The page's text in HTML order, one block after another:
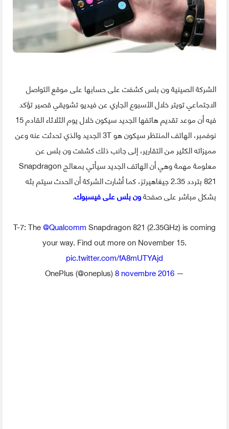
الشركة الصينية ون بلس كشفت على حسابها على موقع التواصل
الاجتماعي تويتر خلال الأسبوع الجاري عن فيديو تشويقي قصير تؤكد
فيه أن موعد تقديم هاتفها الجديد سيكون خلال يوم الثلاثاء القادم 15
نوفمبر، الهاتف المنتظر سيكون هو 3T الجديد والذي تحدثت عنه وعن
مميزاته الكثير من التقارير، إلى جانب ذلك كشفت ون بلس عن
معلومة مهمة وهي أن الهاتف الجديد سيأتي بمعالج Snapdragon
821 بتردد 2.35 جيغاهيرتز، كما أشارت الشركة أن الحدث سيتم بثه
بشكل مباشر على صفحةون بلس على فيسبوك.
T-7: The@QualcommSnapdragon 821 (2.35GHz) is coming
your way. Find out more on November 15.
pic.twitter.com/fA8mUTYAjd
— OnePlus (@oneplus)
8 novembre 2016